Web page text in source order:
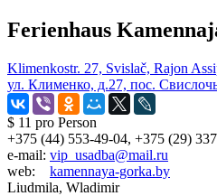
Ferienhaus
Klimenkostr. 27, Svislač, Rajon
ул. Клименко, д.27, пос.
$ 11 pro Person
+375 (44) 553-49-04, +375 (29)
e-mail: vip_usadba@mail.ru
web: kamennaya-gorka.by
Liudmila, Wladimir